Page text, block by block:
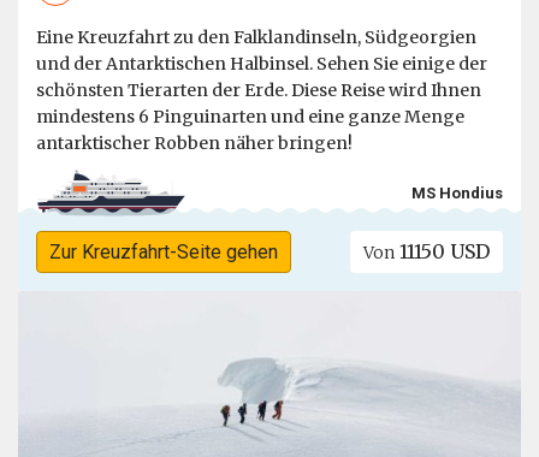
Eine Kreuzfahrt zu den Falklandinseln, Südgeorgien
und der Antarktischen Halbinsel. Sehen Sie einige der
schönsten Tierarten der Erde. Diese Reise wird Ihnen
mindestens 6 Pinguinarten und eine ganze Menge
antarktischer Robben näher bringen!
MS Hondius
Zur Kreuzfahrt-Seite gehen Von 11150 USD